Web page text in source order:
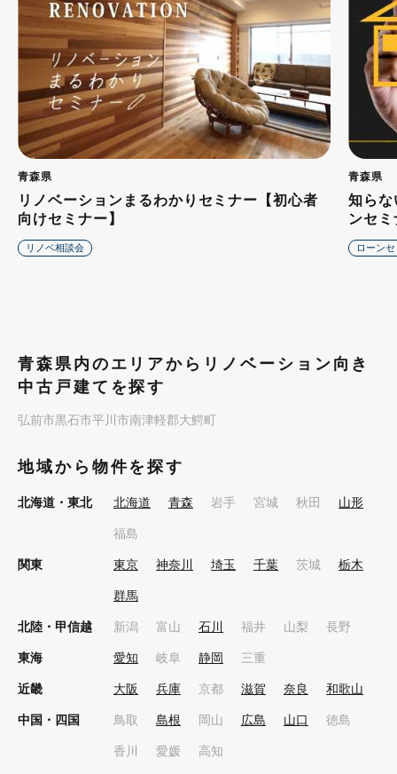
青森県
リノベーションまるわかりセミナー【初心者
向けセミナー】
リノベ相談会
青森県
知らな
ンセ
ローン
青森県内のエリアからリノベーション向き
中古戸建てを探す
弘前市黒石市平川市南津軽郡大鰐町
地域から物件を探す
北海道・東北 北海道 青森 岩手 宮城 秋田 山形
福島
関東 東京 神奈川 埼玉 千葉 茨城 栃木
群馬
北陸・甲信越 新潟 富山 石川 福井 山梨 長野
東海 愛知 岐阜 静岡 三重
近畿 大阪 兵庫 京都 滋賀 奈良 和歌山
中国・四国 鳥取 島根 岡山 広島 山口 徳島
香川 愛媛 高知